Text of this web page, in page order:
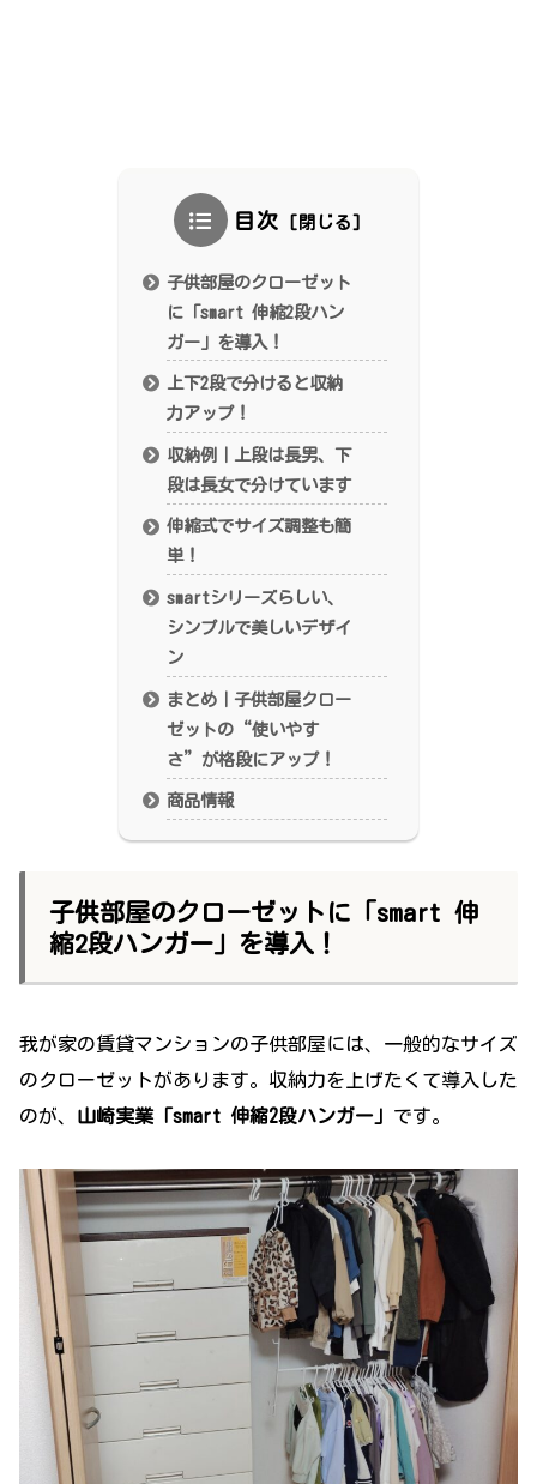
目次
子供部屋のクローゼット
に「smart 伸縮2段ハン
ガー」を導入！
上下2段で分けると収納
力アップ！
収納例｜上段は長男、下
段は長女で分けています
伸縮式でサイズ調整も簡
単！
smartシリーズらしい、
シンプルで美しいデザイ
ン
まとめ｜子供部屋クロー
ゼットの“使いやす
さ”が格段にアップ！
商品情報
子供部屋のクローゼットに「smart 伸
縮2段ハンガー」を導入！
我が家の賃貸マンションの子供部屋には、一般的なサイズ
のクローゼットがあります。収納力を上げたくて導入した
のが、 山崎実業「smart 伸縮2段ハンガー」 です。